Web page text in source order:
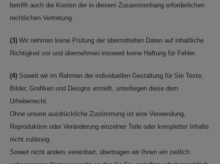
betrifft auch die Kosten der in diesem Zusammenhang erforderlichen
rechtlichen Vertretung.
(3) Wir nehmen keine Prüfung der übermittelten Daten auf inhaltliche
Richtigkeit vor und übernehmen insoweit keine Haftung für Fehler.
(4) Soweit wir im Rahmen der individuellen Gestaltung für Sie Texte,
Bilder, Grafiken und Designs erstellt, unterliegen diese dem
Urheberrecht.
Ohne unsere ausdrückliche Zustimmung ist eine Verwendung,
Reproduktion oder Veränderung einzelner Teile oder kompletter Inhalte
nicht zulässig.
Soweit nicht anders vereinbart, übertragen wir Ihnen ein zeitlich